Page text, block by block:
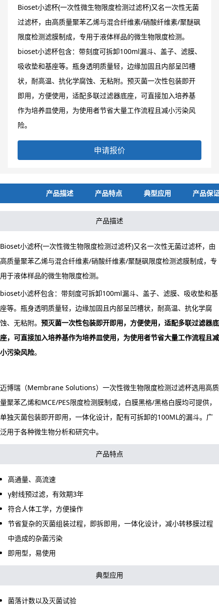
Bioset小滤杯(一次性微生物限度检测过滤杯)又名一次性无菌
过滤杯，由高质量聚苯乙烯与混合纤维素/硝酸纤维素/聚醚砜
限度检测滤膜制成，专用于液体样品的微生物限度检测。
bioset小滤杯包含：带刻度可拆卸100ml漏斗、盖子、滤膜、
吸收垫和基座等。瓶身透明质量轻，边缘加固且内部呈凹槽
状，耐高温、抗化学腐蚀、无粘附。预灭菌一次性包装即开
即用，方便使用，适配多联过滤器底座，可直接加入培养基
作为培养皿使用，为使用者节省大量工作流程且减小污染风
险。
申请报价
产品描述 产品特点 典型应用 产品保
产品描述
Bioset小滤杯(一次性微生物限度检测过滤杯)又名一次性无菌过滤杯，由
高质量聚苯乙烯与混合纤维素/硝酸纤维素/聚醚砜限度检测滤膜制成，专
用于液体样品的微生物限度检测。
bioset小滤杯包含：带刻度可拆卸100ml漏斗、盖子、滤膜、吸收垫和基
座等。瓶身透明质量轻，边缘加固且内部呈凹槽状，耐高温、抗化学腐
蚀、无粘附。 预灭菌一次性包装即开即用，方便使用，适配多联过滤器底
座，可直接加入培养基作为培养皿使用，为使用者节省大量工作流程且减
小污染风险。
迈博瑞（Membrane Solutions）一次性微生物限度检测过滤杯选用高质
量聚苯乙烯和MCE/PES限度检测膜制成，白膜黑格/黑格白膜均可提供，
单独灭菌包装即开即用，一体化设计，配有可拆卸的100ML的漏斗。广
泛用于各种微生物分析和研究中。
产品特点
高通量、高流速
γ射线预过滤，有效期3年
符合人体工学，方便操作
节省复杂的灭菌组装过程，即拆即用，一体化设计，减小转移膜过程
中造成的杂菌污染
即用型，易使用
典型应用
菌落计数以及灭菌试验